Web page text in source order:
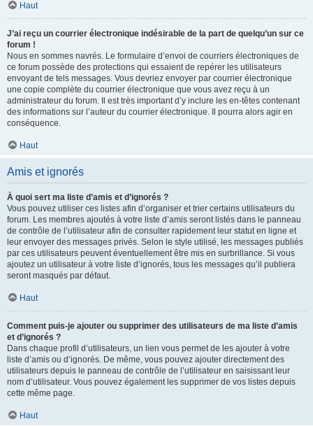
Haut
J’ai reçu un courrier électronique indésirable de la part de quelqu’un sur ce
forum !
Nous en sommes navrés. Le formulaire d’envoi de courriers électroniques de
ce forum possède des protections qui essaient de repérer les utilisateurs
envoyant de tels messages. Vous devriez envoyer par courrier électronique
une copie complète du courrier électronique que vous avez reçu à un
administrateur du forum. Il est très important d’y inclure les en-têtes contenant
des informations sur l’auteur du courrier électronique. Il pourra alors agir en
conséquence.
Haut
Amis et ignorés
À quoi sert ma liste d’amis et d’ignorés ?
Vous pouvez utiliser ces listes afin d’organiser et trier certains utilisateurs du
forum. Les membres ajoutés à votre liste d’amis seront listés dans le panneau
de contrôle de l’utilisateur afin de consulter rapidement leur statut en ligne et
leur envoyer des messages privés. Selon le style utilisé, les messages publiés
par ces utilisateurs peuvent éventuellement être mis en surbrillance. Si vous
ajoutez un utilisateur à votre liste d’ignorés, tous les messages qu’il publiera
seront masqués par défaut.
Haut
Comment puis-je ajouter ou supprimer des utilisateurs de ma liste d’amis
et d’ignorés ?
Dans chaque profil d’utilisateurs, un lien vous permet de les ajouter à votre
liste d’amis ou d’ignorés. De même, vous pouvez ajouter directement des
utilisateurs depuis le panneau de contrôle de l’utilisateur en saisissant leur
nom d’utilisateur. Vous pouvez également les supprimer de vos listes depuis
cette même page.
Haut